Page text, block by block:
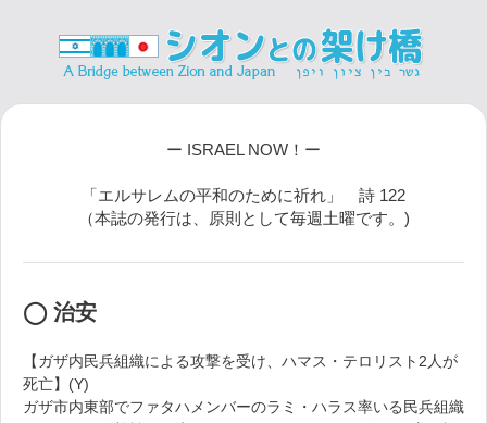
ー ISRAEL NOW！ー
「エルサレムの平和のために祈れ」 詩 122
（本誌の発行は、原則として毎週土曜です。)
◯ 治安
【ガザ内民兵組織による攻撃を受け、ハマス・テロリスト2人が
死亡】(Y)
ガザ市内東部でファタハメンバーのラミ・ハラス率いる民兵組織